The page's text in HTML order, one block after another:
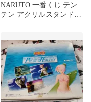
NARUTO 一番くじ テン
テン アクリルスタンドロ